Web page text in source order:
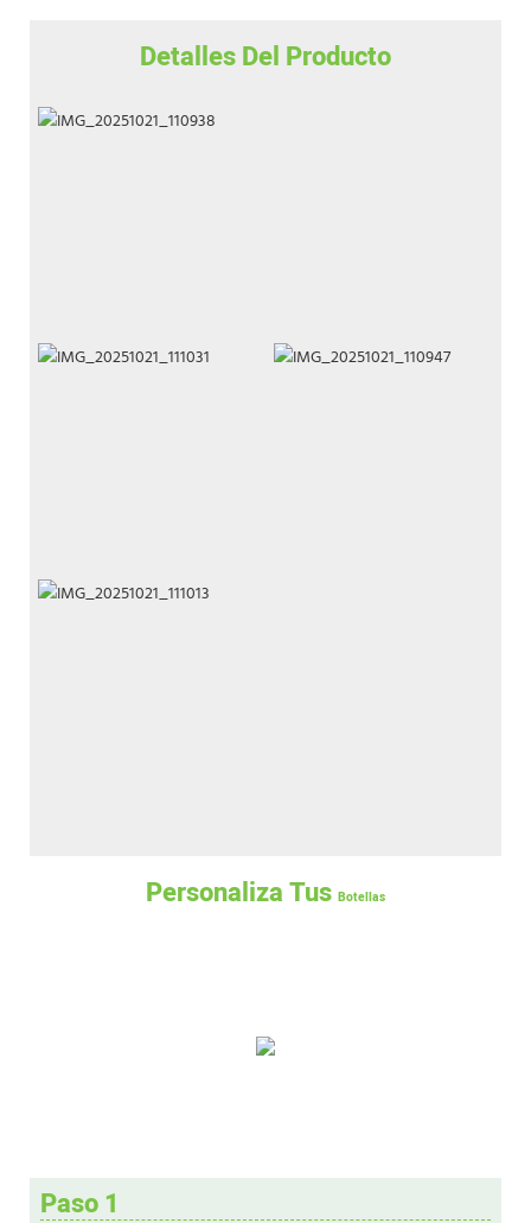
Detalles Del Producto
Personaliza Tus Botellas
Paso 1